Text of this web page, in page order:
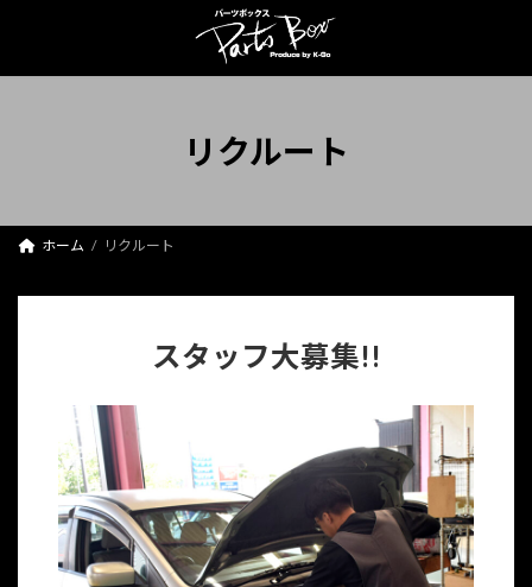
ン
プ
ー
動
リクルート
ホーム リクルート
スタッフ大募集!!